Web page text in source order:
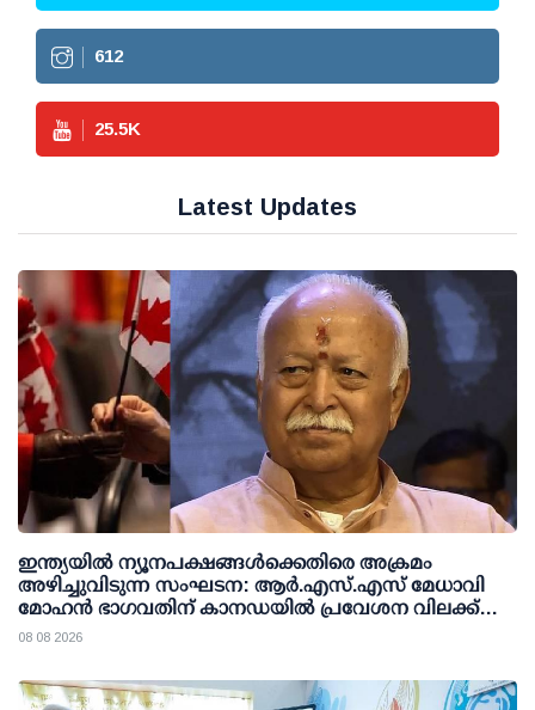
612
25.5K
Latest Updates
ഇന്ത്യയില്‍ ന്യൂനപക്ഷങ്ങള്‍ക്കെതിരെ അക്രമം
അഴിച്ചുവിടുന്ന സംഘടന: ആര്‍.എസ്.എസ് മേധാവി
മോഹന്‍ ഭാഗവതിന് കാനഡയില്‍ പ്രവേശന വിലക്ക്
ഏര്‍പ്പെടുത്തണമെന്ന് എന്‍.ഡി.പി
08 08 2026